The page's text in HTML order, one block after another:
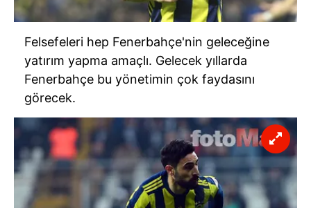
Felsefeleri hep Fenerbahçe'nin geleceğine
yatırım yapma amaçlı. Gelecek yıllarda
Fenerbahçe bu yönetimin çok faydasını
görecek.